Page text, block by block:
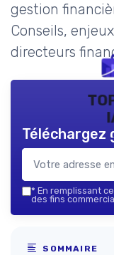
gestion
Conseils,
directeurs
* En remplissant
des fins
SOMMAIRE